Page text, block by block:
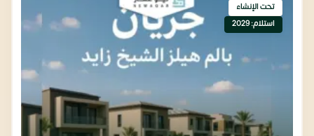
تحت الإنشاء
استلام: 2029